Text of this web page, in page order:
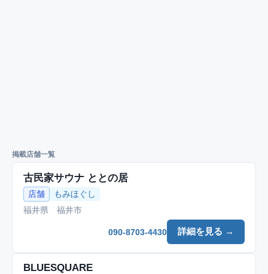
掲載店舗一覧
古民家サウナ ととの居
店舗
もみほぐし
福井県 福井市
詳細を見る →
090-8703-4430
BLUESQUARE